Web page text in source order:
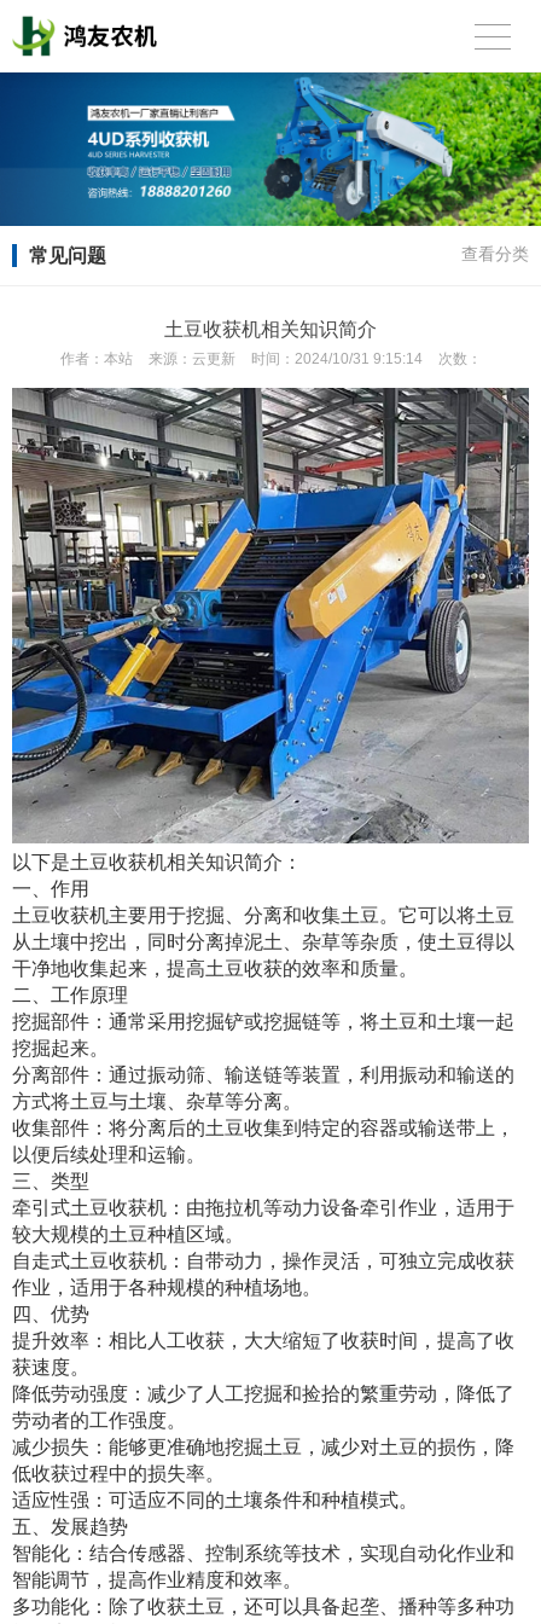
常见问题 查看分类
土豆收获机相关知识简介
作者： 本站 来源： 云更新 时间： 2024/10/31 9:15:14 次数：
以下是土豆收获机相关知识简介：
一、作用
土豆收获机主要用于挖掘、分离和收集土豆。它可以将土豆
从土壤中挖出，同时分离掉泥土、杂草等杂质，使土豆得以
干净地收集起来，提高土豆收获的效率和质量。
二、工作原理
挖掘部件：通常采用挖掘铲或挖掘链等，将土豆和土壤一起
挖掘起来。
分离部件：通过振动筛、输送链等装置，利用振动和输送的
方式将土豆与土壤、杂草等分离。
收集部件：将分离后的土豆收集到特定的容器或输送带上，
以便后续处理和运输。
三、类型
牵引式土豆收获机：由拖拉机等动力设备牵引作业，适用于
较大规模的土豆种植区域。
自走式土豆收获机：自带动力，操作灵活，可独立完成收获
作业，适用于各种规模的种植场地。
四、优势
提升效率：相比人工收获，大大缩短了收获时间，提高了收
获速度。
降低劳动强度：减少了人工挖掘和捡拾的繁重劳动，降低了
劳动者的工作强度。
减少损失：能够更准确地挖掘土豆，减少对土豆的损伤，降
低收获过程中的损失率。
适应性强：可适应不同的土壤条件和种植模式。
五、发展趋势
智能化：结合传感器、控制系统等技术，实现自动化作业和
智能调节，提高作业精度和效率。
多功能化：除了收获土豆，还可以具备起垄、播种等多种功